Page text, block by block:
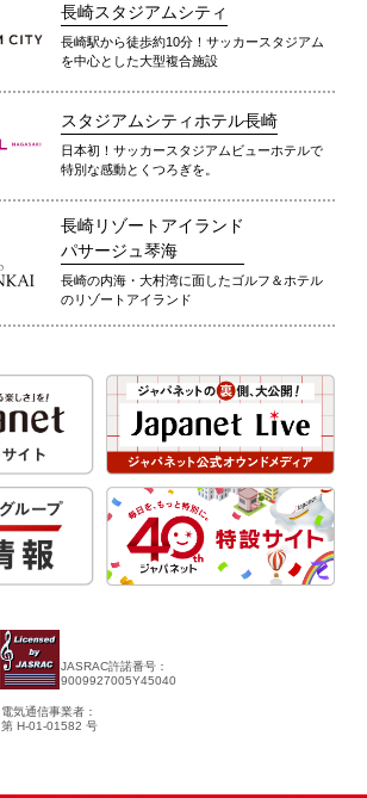
長崎スタジアムシティ
長崎駅から徒歩約10分！サッカースタジアム
を中心とした大型複合施設
スタジアムシティホテル長崎
日本初！サッカースタジアムビューホテルで
特別な感動とくつろぎを。
長崎リゾートアイランド
パサージュ琴海
長崎の内海・大村湾に面したゴルフ＆ホテル
のリゾートアイランド
JASRAC許諾番号：
9009927005Y45040
電気通信事業者：
第 H-01-01582 号